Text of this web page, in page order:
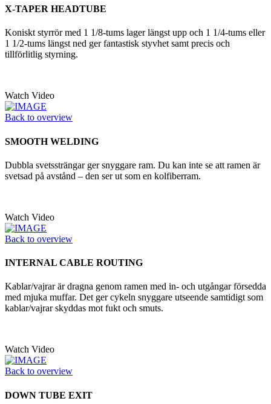
X-TAPER HEADTUBE
Koniskt styrrör med 1 1/8-tums lager längst upp och 1 1/4-tums eller
1 1/2-tums längst ned ger fantastisk styvhet samt precis och
tillförlitlig styrning.
Watch Video
Back to overview
SMOOTH WELDING
Dubbla svetssträngar ger snyggare ram. Du kan inte se att ramen är
svetsad på avstånd – den ser ut som en kolfiberram.
Watch Video
Back to overview
INTERNAL CABLE ROUTING
Kablar/vajrar är dragna genom ramen med in- och utgångar försedda
med mjuka muffar. Det ger cykeln snyggare utseende samtidigt som
kablar/vajrar skyddas mot fukt och smuts.
Watch Video
Back to overview
DOWN TUBE EXIT